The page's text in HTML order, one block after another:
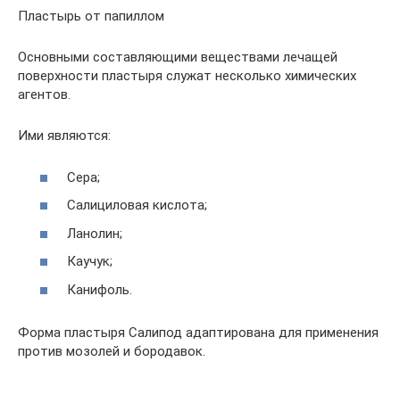
Пластырь от папиллом
Основными составляющими веществами лечащей
поверхности пластыря служат несколько химических
агентов.
Ими являются:
Сера;
Салициловая кислота;
Ланолин;
Каучук;
Канифоль.
Форма пластыря Салипод адаптирована для применения
против мозолей и бородавок.